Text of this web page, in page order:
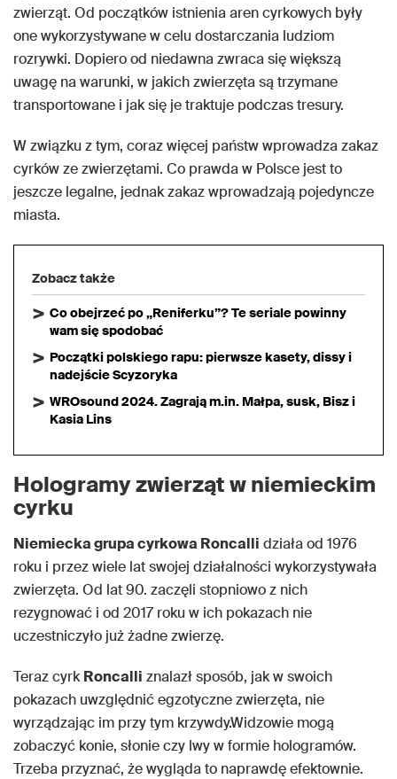
zwierząt. Od początków istnienia aren cyrkowych były
one wykorzystywane w celu dostarczania ludziom
rozrywki. Dopiero od niedawna zwraca się większą
uwagę na warunki, w jakich zwierzęta są trzymane
transportowane i jak się je traktuje podczas tresury.
W związku z tym, coraz więcej państw wprowadza zakaz
cyrków ze zwierzętami. Co prawda w Polsce jest to
jeszcze legalne, jednak zakaz wprowadzają pojedyncze
miasta.
Zobacz także
Co obejrzeć po „Reniferku”? Te seriale powinny
wam się spodobać
Początki polskiego rapu: pierwsze kasety, dissy i
nadejście Scyzoryka
WROsound 2024. Zagrają m.in. Małpa, susk, Bisz i
Kasia Lins
Hologramy zwierząt w niemieckim
cyrku
Niemiecka grupa cyrkowa Roncalli działa od 1976
roku i przez wiele lat swojej działalności wykorzystywała
zwierzęta. Od lat 90. zaczęli stopniowo z nich
rezygnować i od 2017 roku w ich pokazach nie
uczestniczyło już żadne zwierzę.
Teraz cyrkRoncalli znalazł sposób, jak w swoich
pokazach uwzględnić egzotyczne zwierzęta, nie
wyrządzając im przy tym krzywdy.Widzowie mogą
zobaczyć konie, słonie czy lwy w formie hologramów.
Trzeba przyznać, że wygląda to naprawdę efektownie.